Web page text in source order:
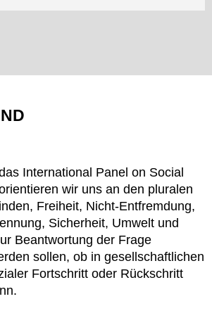
International Panel on Social
wir uns an den pluralen
Freiheit, Nicht-Entfremdung,
Sicherheit, Umwelt und
Beantwortung der Frage
sollen, ob in gesellschaftlichen
Fortschritt oder Rückschritt